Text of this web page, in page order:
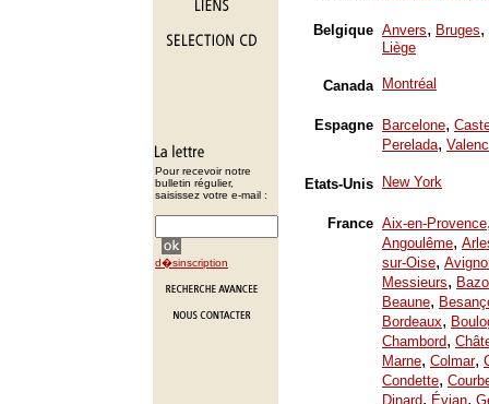
Pour recevoir notre
bulletin régulier,
saisissez votre e-mail :
d�sinscription
Belgique Anvers, Bruges,
Liège
Canada Montréal
Espagne Barcelone,
Perelada,
Etats-Unis New York
France Aix-en-Provence
Angoulême,
sur-Oise,
Messieurs,
Beaune,
Bordeaux,
Chambord,
Marne, Colmar,
Condette,
Dinard, Évian,